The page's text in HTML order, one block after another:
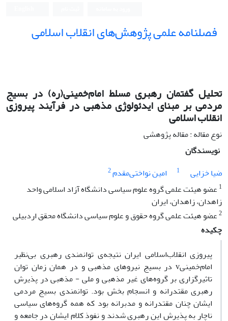
فصلنامه علمی پژوهش‌های انقلاب اسلامی
تحلیل گفتمان رهبری مسلط امام‌خمینی(ره) در بسیج
مردمی بر مبنای ایدئولوژی مذهبی در فرآیند پیروزی
انقلاب‌ اسلامی
نوع مقاله : مقاله پژوهشی
نویسندگان
ضیا خزایی
1 امین نواختی‌مقدم2
1 عضو هیئت علمی گروه علوم سیاسی دانشگاه آزاد اسلامی واحد
زاهدان، زاهدان، ایران
2عضو هیئت علمی گروه حقوق و علوم سیاسی دانشگاه محقق اردبیلی
چکیده
پیروزی انقلاب‌اسلامی ایران نتیجه‌­ی توانمندی رهبری بی­‌نظیر
امام‌خمینیv در بسیج نیروهای مذهبی و در همان زمان توان
تاثیرگزاری بر گروه‌­های غیر مذهبی و ملی - مذهبی در پذیرش
رهبری مقتدرانه و انسجام بخش بود. توانمندی بسیج مردمی
ایشان چنان مقتدرانه و مدبرانه بود که همه گروه‌­های سیاسی
ناچار به پذیرش این رهبری شدند و نفوذ کلام ایشان در جامعه و